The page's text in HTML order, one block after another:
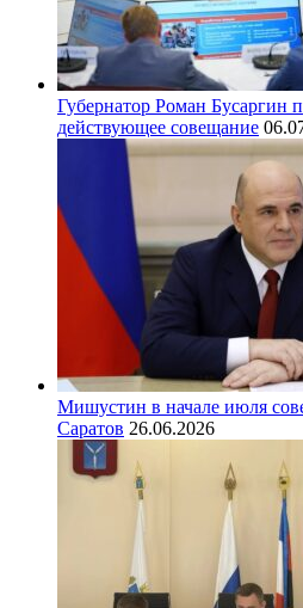
Губернатор Роман Бусаргин
действующее совещание
Мишустин в начале июля
Саратов 26.06.2026